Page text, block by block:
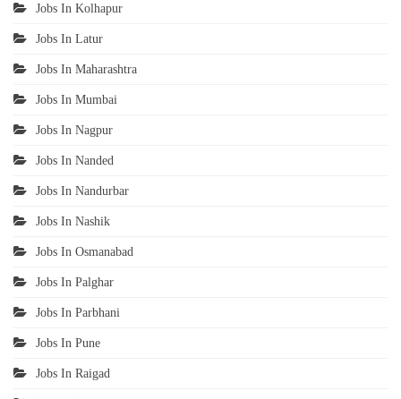
Jobs In Kolhapur
Jobs In Latur
Jobs In Maharashtra
Jobs In Mumbai
Jobs In Nagpur
Jobs In Nanded
Jobs In Nandurbar
Jobs In Nashik
Jobs In Osmanabad
Jobs In Palghar
Jobs In Parbhani
Jobs In Pune
Jobs In Raigad